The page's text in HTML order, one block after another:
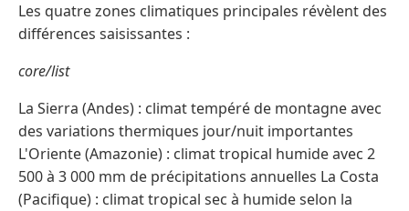
Les quatre zones climatiques principales révèlent des
différences saisissantes :
core/list
La Sierra (Andes) : climat tempéré de montagne avec
des variations thermiques jour/nuit importantes
L'Oriente (Amazonie) : climat tropical humide avec 2
500 à 3 000 mm de précipitations annuelles La Costa
(Pacifique) : climat tropical sec à humide selon la